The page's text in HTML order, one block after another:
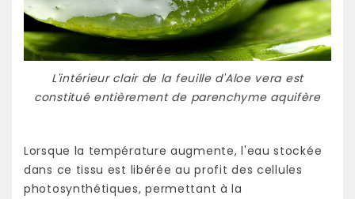
L'intérieur clair de la feuille d'Aloe vera est
constitué entièrement de parenchyme aquifère
Lorsque la température augmente, l'eau stockée
dans ce tissu est libérée au profit des cellules
photosynthétiques, permettant à la